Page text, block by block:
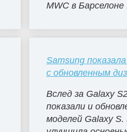
MWC в Барселоне
Samsung
с обновленным
Вслед за Galaxy
показали и
моделей Galaxy